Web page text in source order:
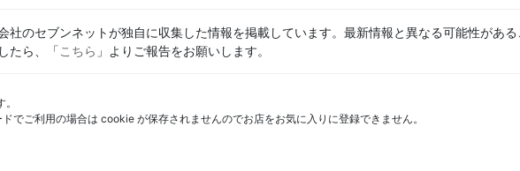
社のセブンネットが独自に収集した情報を掲載しています。最新情報と異なる可能性があ
たら、「こちら 」よりご報告をお願いします。
でご利用の場合は cookie が保存されませんのでお店をお気に入りに登録できません。